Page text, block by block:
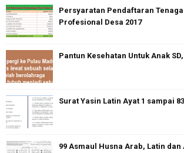
Persyaratan Pendaftaran
Profesional Desa 2017
Pantun Kesehatan Untuk Anak
Surat Yasin Latin Ayat 1 sampai
99 Asmaul Husna Arab, Latin